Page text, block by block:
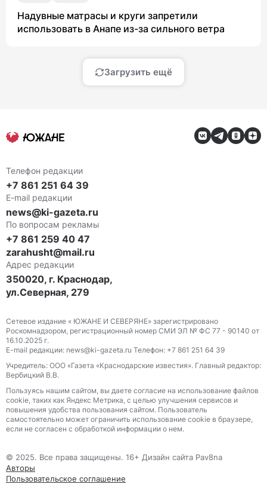
Надувные матрасы и круги запретили
использовать в Анапе из-за сильного ветра
Загрузить ещё
Телефон редакции
+7 861 251 64 39
E-mail редакции
news@ki-gazeta.ru
По вопросам рекламы
+7 861 259 40 47
zarahusht@mail.ru
Адрес редакции
350020, г. Краснодар,
ул.Северная, 279
Сетевое издание « ЮЖАНЕ И СЕВЕРЯНЕ» зарегистрировано
Роскомнадзором, регистрационный номер СМИ ЭЛ № ФС 77 - 90140 от
16.10.2025 г.
E-mail редакции: news@ki-gazeta.ru Телефон: +7 861 251 64 39
Учредитель: ООО «Газета «Краснодарские известия». Главный редактор:
Вербицкий В.В.
Пользуясь нашим сайтом, вы даете согласие на использование файлов
сооkіе, таких как Яндекс Метрика, с целью улучшения сервисов и
повышения удобства пользования сайтом. Пользователь
самостоятельно может ограничить использование сооkіе в браузере,
если не согласен с обработкой информации о нем.
© 2025. Все права защищены. 16+ Дизайн сайта Pav8na
Авторы
Пользовательское соглашение